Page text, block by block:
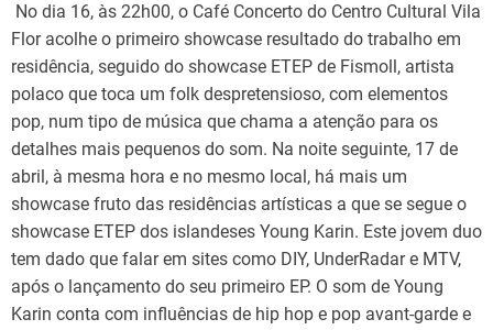
No dia 16, às 22h00, o Café Concerto do Centro Cultural Vila
Flor acolhe o primeiro showcase resultado do trabalho em
residência, seguido do showcase ETEP de Fismoll, artista
polaco que toca um folk despretensioso, com elementos
pop, num tipo de música que chama a atenção para os
detalhes mais pequenos do som. Na noite seguinte, 17 de
abril, à mesma hora e no mesmo local, há mais um
showcase fruto das residências artísticas a que se segue o
showcase ETEP dos islandeses Young Karin. Este jovem duo
tem dado que falar em sites como DIY, UnderRadar e MTV,
após o lançamento do seu primeiro EP. O som de Young
Karin conta com influências de hip hop e pop avant-garde e